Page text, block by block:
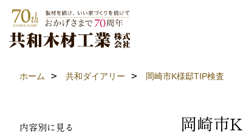
ホーム 共和ダイアリー 岡崎市K様邸TIP検査
岡崎市
内容別に見る